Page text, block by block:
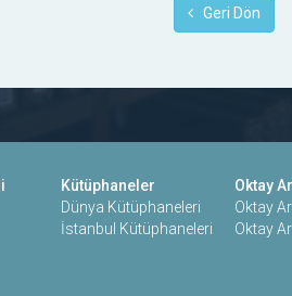
Geri Dön
Kütüphaneler
Dünya Kütüphaneleri
İstanbul Kütüphaneleri
Oktay
Oktay
Oktay